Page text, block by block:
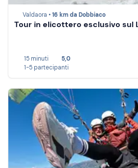
Valdaora •16 km da Dobbiaco
Tour in elicottero esclusivo sul
15 minuti
5,0
1-5 partecipanti